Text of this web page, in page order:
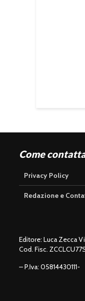
Come
Privacy Policy
Redazione e
Editore: Luca Zecca
Cod. Fisc.
– P.Iva: 05814430111-